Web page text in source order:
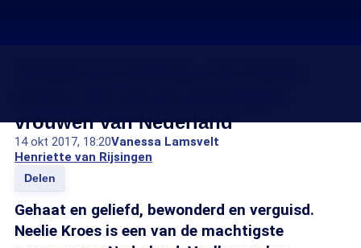
vrouwen van Nederland
14 okt 2017, 18:20Vanessa Lamsvelt
Henriette van Rijsingen
Delen
Gehaat en geliefd, bewonderd en verguisd.
Neelie Kroes is een van de machtigste